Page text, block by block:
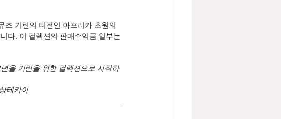
즈 기린의 터전인 아프리카 초원의
다. 이 컬렉션의 판매수익금 일부는
을 기린을 위한 컬렉션으로 시작하
테카이